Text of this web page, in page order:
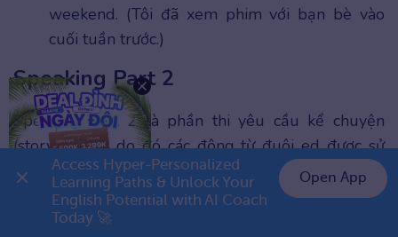
weekend. (Tôi đã xem phim với bạn bè vào
cuối tuần trước.)
Speaking Part 2
Speaking Part 2 là phần thi yêu cầu kể chuyện
(storytelling), do đó các động từ đuôi ed được sử
dụng liên tục để thuật lại chuỗi sự kiện, mô tả cảm
xúc và bối cảnh của câu chuyện trong quá khứ.
Access Hyper-Personalized
Learning Paths & Unlock Your
English Potential with AI Coach
Today 🚀
Open App